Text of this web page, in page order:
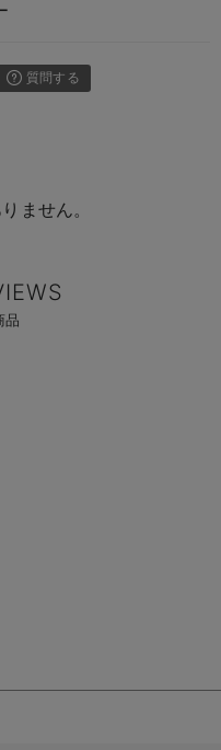
質問する
ません。
品